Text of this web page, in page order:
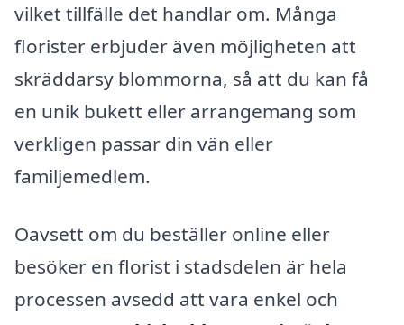
vilket tillfälle det handlar om. Många
florister erbjuder även möjligheten att
skräddarsy blommorna, så att du kan få
en unik bukett eller arrangemang som
verkligen passar din vän eller
familjemedlem.
Oavsett om du beställer online eller
besöker en florist i stadsdelen är hela
processen avsedd att vara enkel och